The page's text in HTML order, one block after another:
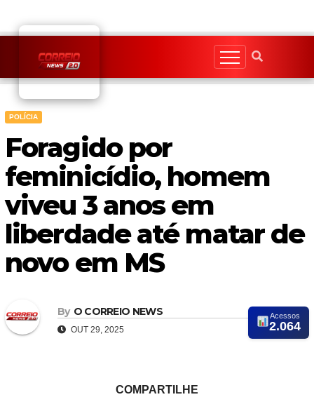
content
POLÍCIA
Foragido por
feminicídio, homem
viveu 3 anos em
liberdade até matar de
novo em MS
By O CORREIO NEWS
OUT 29, 2025
Acessos
2.064
COMPARTILHE